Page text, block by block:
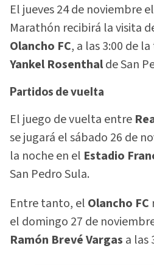
El jueves 24 de noviembre
Marathón recibirá la visita
Olancho FC, a las 3:00 de
Yankel Rosenthalde San
Partidos de vuelta
El juego de vuelta entre
se jugará el sábado 26 de
la noche en el Estadio
San Pedro Sula.
Entre tanto, el Olancho FC
el domingo 27 de
Ramón Brevé Vargas a las